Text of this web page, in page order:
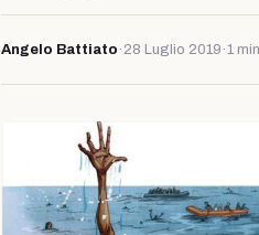
Angelo Battiato · 28 Luglio 2019 ·1